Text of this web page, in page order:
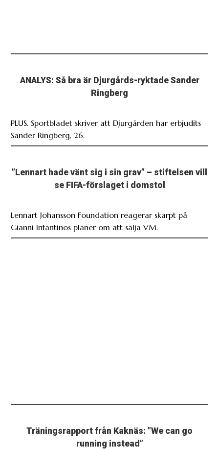
ANALYS: Så bra är Djurgårds-ryktade Sander
Ringberg
PLUS. Sportbladet skriver att Djurgården har erbjudits
Sander Ringberg, 26.
”Lennart hade vänt sig i sin grav” – stiftelsen vill
se FIFA-förslaget i domstol
Lennart Johansson Foundation reagerar skarpt på
Gianni Infantinos planer om att sälja VM.
Träningsrapport från Kaknäs: ”We can go
running instead”